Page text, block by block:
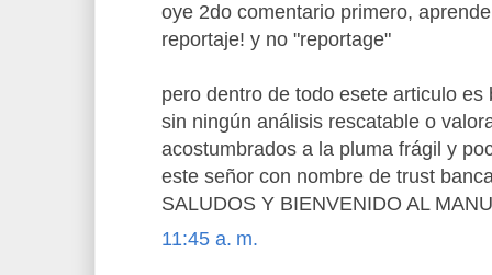
oye 2do comentario primero,
reportaje! y no "reportage"
pero dentro de todo esete articulo
sin ningún análisis rescatable o
acostumbrados a la pluma frágil y
este señor con nombre de trust
SALUDOS Y BIENVENIDO AL
11:45 a. m.